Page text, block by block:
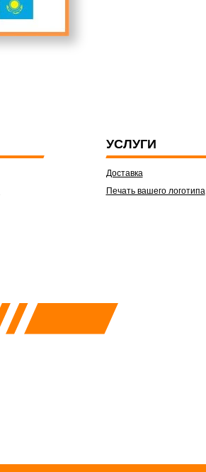
УСЛУГИ
Доставка
Печать вашего логотипа